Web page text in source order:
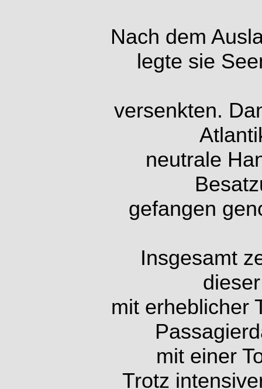
Nach dem
legte sie
versenkten.
neutrale
gefangen
Insgesamt
mit erheblicher
mit einer
Trotz